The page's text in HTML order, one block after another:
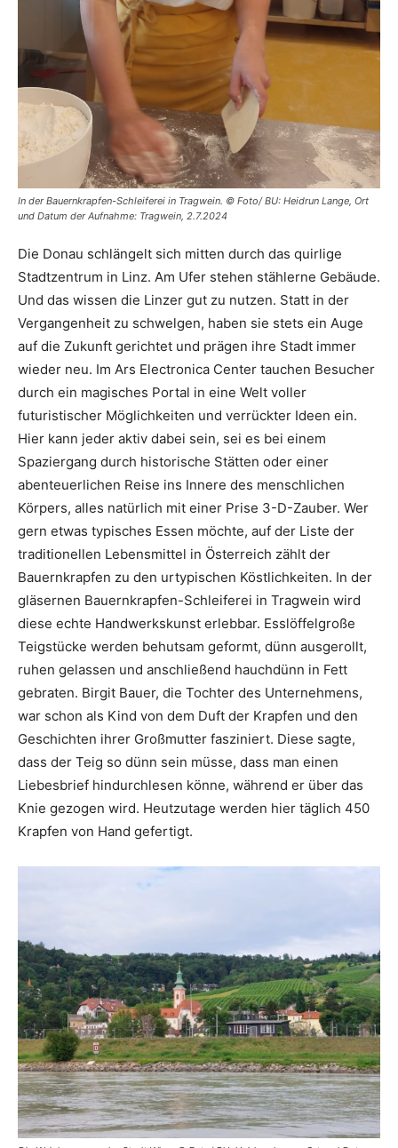
In der Bauernkrapfen-Schleiferei in Tragwein. © Foto/ BU: Heidrun Lange, Ort
und Datum der Aufnahme: Tragwein, 2.7.2024
Die Donau schlängelt sich mitten durch das quirlige
Stadtzentrum in Linz. Am Ufer stehen stählerne Gebäude.
Und das wissen die Linzer gut zu nutzen. Statt in der
Vergangenheit zu schwelgen, haben sie stets ein Auge
auf die Zukunft gerichtet und prägen ihre Stadt immer
wieder neu. Im Ars Electronica Center tauchen Besucher
durch ein magisches Portal in eine Welt voller
futuristischer Möglichkeiten und verrückter Ideen ein.
Hier kann jeder aktiv dabei sein, sei es bei einem
Spaziergang durch historische Stätten oder einer
abenteuerlichen Reise ins Innere des menschlichen
Körpers, alles natürlich mit einer Prise 3-D-Zauber. Wer
gern etwas typisches Essen möchte, auf der Liste der
traditionellen Lebensmittel in Österreich zählt der
Bauernkrapfen zu den urtypischen Köstlichkeiten. In der
gläsernen Bauernkrapfen-Schleiferei in Tragwein wird
diese echte Handwerkskunst erlebbar. Esslöffelgroße
Teigstücke werden behutsam geformt, dünn ausgerollt,
ruhen gelassen und anschließend hauchdünn in Fett
gebraten. Birgit Bauer, die Tochter des Unternehmens,
war schon als Kind von dem Duft der Krapfen und den
Geschichten ihrer Großmutter fasziniert. Diese sagte,
dass der Teig so dünn sein müsse, dass man einen
Liebesbrief hindurchlesen könne, während er über das
Knie gezogen wird. Heutzutage werden hier täglich 450
Krapfen von Hand gefertigt.